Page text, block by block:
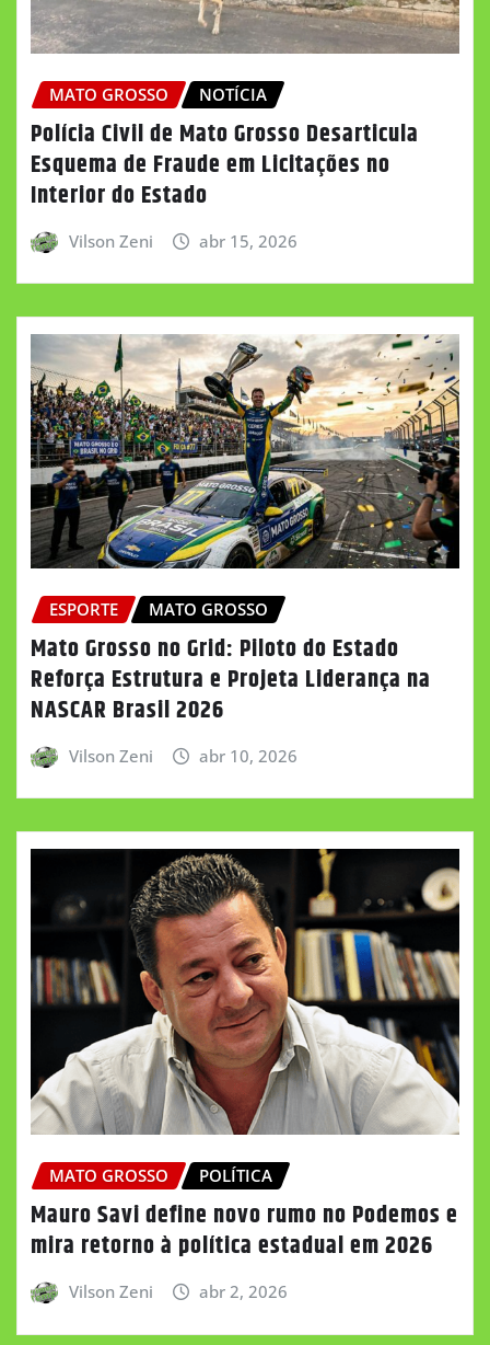
MATO GROSSO NOTÍCIA
Polícia Civil de Mato Grosso Desarticula
Esquema de Fraude em Licitações no
Interior do Estado
Vilson Zeni abr 15, 2026
ESPORTE MATO GROSSO
Mato Grosso no Grid: Piloto do Estado
Reforça Estrutura e Projeta Liderança na
NASCAR Brasil 2026
Vilson Zeni abr 10, 2026
MATO GROSSO POLÍTICA
Mauro Savi define novo rumo no Podemos e
mira retorno à política estadual em 2026
Vilson Zeni abr 2, 2026